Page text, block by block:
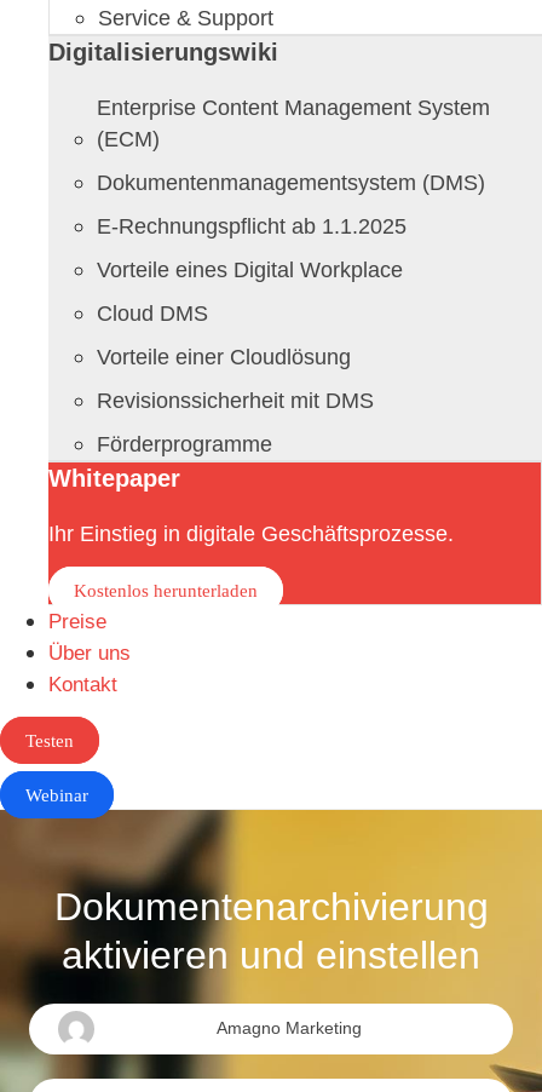
Service & Support
Digitalisierungswiki
Enterprise Content Management System
(ECM)
Dokumentenmanagementsystem (DMS)
E-Rechnungspflicht ab 1.1.2025
Vorteile eines Digital Workplace
Cloud DMS
Vorteile einer Cloudlösung
Revisionssicherheit mit DMS
Förderprogramme
Whitepaper
Ihr Einstieg in digitale Geschäftsprozesse.
Kostenlos herunterladen
Preise
Über uns
Kontakt
Testen
Webinar
Dokumentenarchivierung
aktivieren und einstellen
Amagno Marketing